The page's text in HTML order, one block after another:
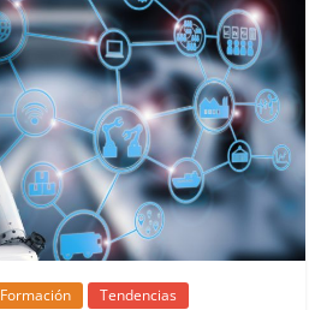
Formación Tendencias